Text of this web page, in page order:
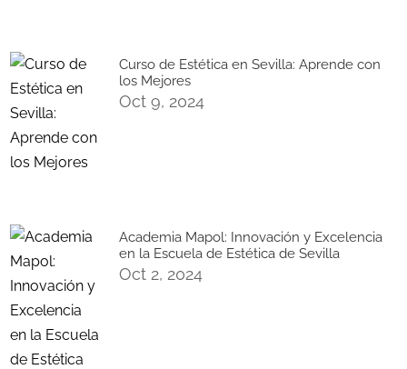
Curso de Estética en Sevilla: Aprende con
los Mejores
Oct 9, 2024
Academia Mapol: Innovación y Excelencia
en la Escuela de Estética de Sevilla
Oct 2, 2024